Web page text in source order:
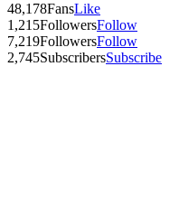
48,178FansLike
1,215FollowersFollow
7,219FollowersFollow
2,745SubscribersSubscribe